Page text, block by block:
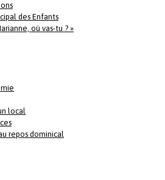
des Enfants
où vas-tu ? »
local
repos dominical